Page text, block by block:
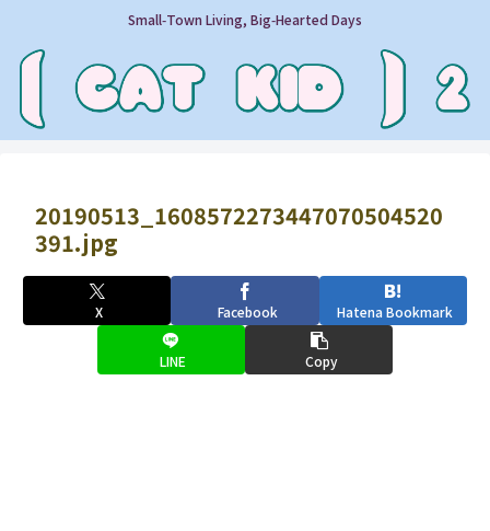
Small‑Town Living, Big‑Hearted Days
20190513_1608572273447070504520
391.jpg
X Facebook Hatena Bookmark
LINE Copy